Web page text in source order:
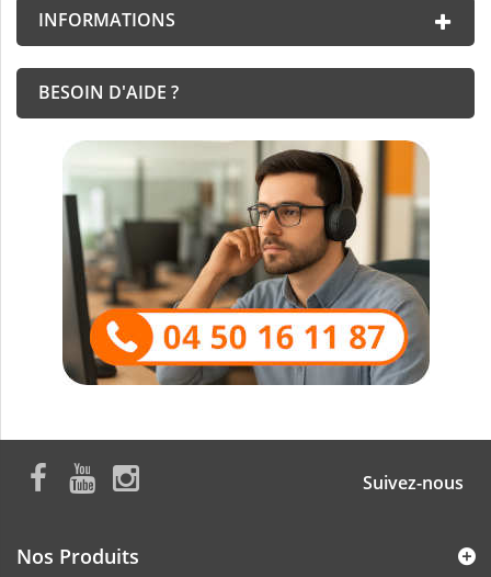
INFORMATIONS
BESOIN D'AIDE ?
Suivez-nous
Nos Produits